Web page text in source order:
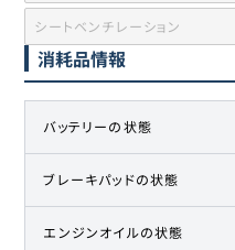
シートベンチレーション
消耗品情報
バッテリーの状態
ブレーキパッドの状態
エンジンオイルの状態